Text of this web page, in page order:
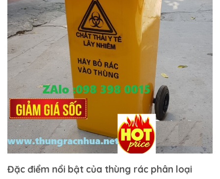
Đặc điểm nổi bật của thùng rác phân loại